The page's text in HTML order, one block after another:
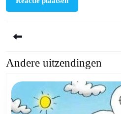
Previous
Andere uitzendingen